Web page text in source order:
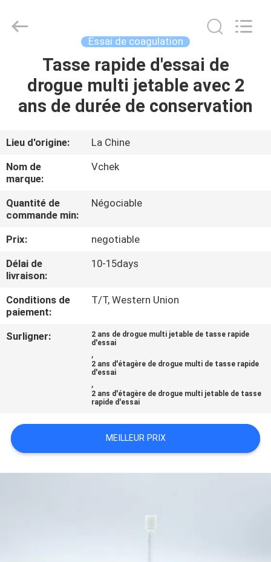
MAISON
PRODUITS
AU
SUJET
DE
NOUS
VISITE
D'USINE
CONTRÔLE
DE
QUALITÉ
CONTACTEZ-
NOUVELLES
DEMANDEZ
Guangzhou
Decheng
Essai de coagulation
Tasse rapide d'essai de
drogue multi jetable avec 2
ans de durée de conservation
Lieu d'origine:
La Chine
Nom de
marque:
Vchek
Quantité de
commande min:
Négociable
Prix:
negotiable
Délai de
livraison:
10-15days
Conditions de
paiement:
T/T, Western Union
Surligner:
2 ans de drogue multi jetable de tasse rapide
d'essai
,
2 ans d'étagère de drogue multi de tasse rapide
d'essai
,
2 ans d'étagère de drogue multi jetable de tasse
rapide d'essai
MEILLEUR PRIX